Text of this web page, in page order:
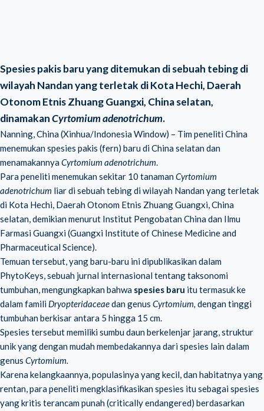
Spesies pakis baru yang ditemukan di sebuah tebing di
wilayah Nandan yang terletak di Kota Hechi, Daerah
Otonom Etnis Zhuang Guangxi, China selatan,
dinamakanCyrtomium adenotrichum.
Nanning, China (Xinhua/Indonesia Window) – Tim peneliti China
menemukan spesies pakis (fern) baru di China selatan dan
menamakannyaCyrtomium adenotrichum.
Para peneliti menemukan sekitar 10 tanamanCyrtomium
adenotrichum liar di sebuah tebing di wilayah Nandan yang terletak
di Kota Hechi, Daerah Otonom Etnis Zhuang Guangxi, China
selatan, demikian menurut Institut Pengobatan China dan Ilmu
Farmasi Guangxi (Guangxi Institute of Chinese Medicine and
Pharmaceutical Science).
Temuan tersebut, yang baru-baru ini dipublikasikan dalam
PhytoKeys, sebuah jurnal internasional tentang taksonomi
tumbuhan, mengungkapkan bahwa spesies baru itu termasuk ke
dalam famili Dryopteridaceaedangenus Cyrtomium, dengan tinggi
tumbuhan berkisar antara 5 hingga 15 cm.
Spesies tersebut memiliki sumbu daun berkelenjar jarang, struktur
unik yang dengan mudah membedakannya dari spesies lain dalam
genus Cyrtomium.
Karena kelangkaannya, populasinya yang kecil, dan habitatnya yang
rentan, para peneliti mengklasifikasikan spesies itu sebagai spesies
yang kritis terancam punah (critically endangered) berdasarkan